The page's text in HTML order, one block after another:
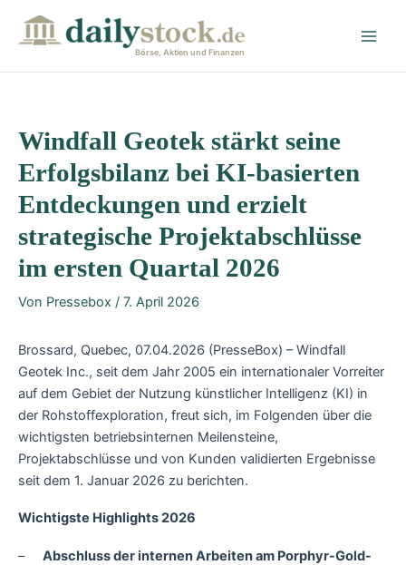
Börse, Aktien und Finanzen
Windfall Geotek stärkt seine
Erfolgsbilanz bei KI-basierten
Entdeckungen und erzielt
strategische Projektabschlüsse
im ersten Quartal 2026
Von Pressebox / 7. April 2026
Brossard, Quebec, 07.04.2026 (PresseBox) – Windfall
Geotek Inc., seit dem Jahr 2005 ein internationaler Vorreiter
auf dem Gebiet der Nutzung künstlicher Intelligenz (KI) in
der Rohstoffexploration, freut sich, im Folgenden über die
wichtigsten betriebsinternen Meilensteine,
Projektabschlüsse und von Kunden validierten Ergebnisse
seit dem 1. Januar 2026 zu berichten.
Wichtigste Highlights 2026
– Abschluss der internen Arbeiten am Porphyr-Gold-